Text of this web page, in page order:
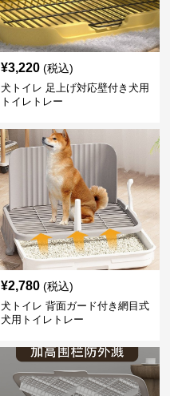
¥3,220 (税込)
犬トイレ 足上げ対応壁付き犬用
トイレトレー
¥2,780 (税込)
犬トイレ 背面ガード付き網目式
犬用トイレトレー